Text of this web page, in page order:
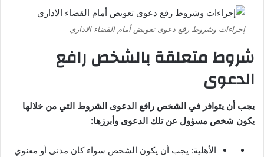
إجراءات وشروط رفع دعوى تعويض أمام القضاء الاداري
شروط متعلقة بالشخص رافع
الدعوى
يجب أن يتوافر في الشخص رافع الدعوى الشروط التي من خلالها
يكون شخص مسؤول عن تلك الدعوى وأبرزها:
الأهلية: يجب أن يكون الشخص سواء كان مدنى أو معنوي